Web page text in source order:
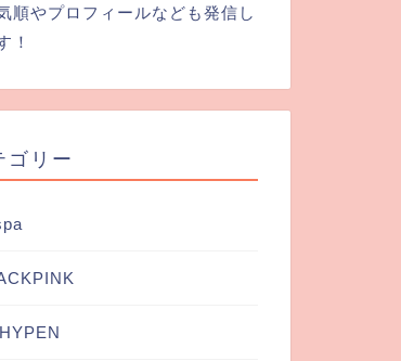
順やプロフィールなども発信し
！
リー